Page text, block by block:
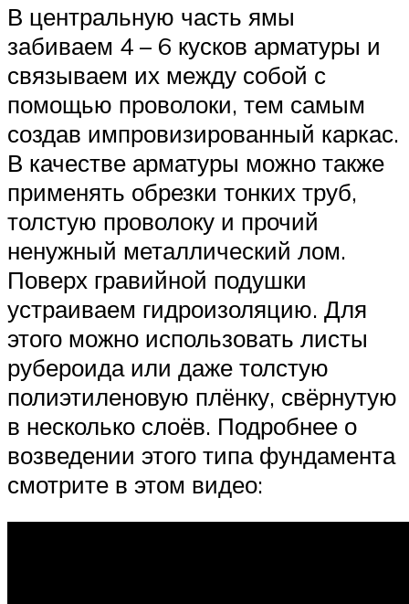
В центральную часть ямы
забиваем 4 – 6 кусков арматуры и
связываем их между собой с
помощью проволоки, тем самым
создав импровизированный каркас.
В качестве арматуры можно также
применять обрезки тонких труб,
толстую проволоку и прочий
ненужный металлический лом.
Поверх гравийной подушки
устраиваем гидроизоляцию. Для
этого можно использовать листы
рубероида или даже толстую
полиэтиленовую плёнку, свёрнутую
в несколько слоёв. Подробнее о
возведении этого типа фундамента
смотрите в этом видео: